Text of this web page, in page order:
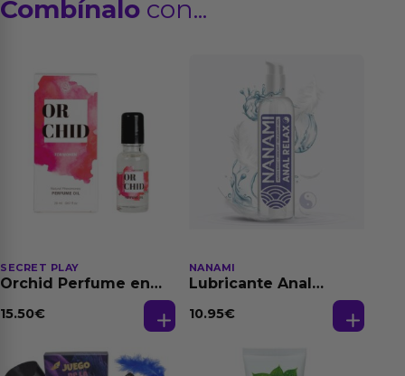
Combínalo con...
SECRET PLAY
Orchid Perfume en
Feromonas 20 ml
15.50€
NANAMI
Lubricante Anal
Dilatación Base Agua
10.95€